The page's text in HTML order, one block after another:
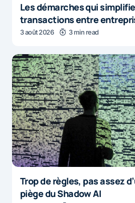
Les démarches qui
transactions entre
3 août 2026 3 min read
Trop de règles, pas assez
piège du Shadow AI